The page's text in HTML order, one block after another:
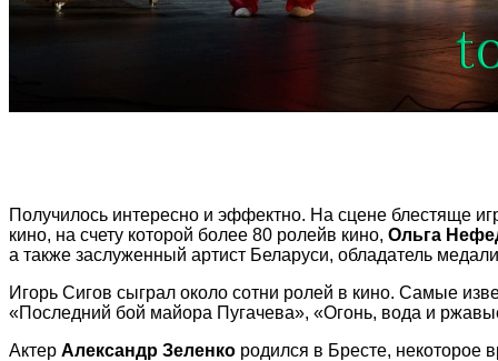
Получилось интересно и эффектно. На сцене блестяще
кино, на счету которой более 80 ролейв кино, Ольга
а также заслуженный артист Беларуси, обладатель
Игорь Сигов сыграл около сотни ролей в кино. Самые
«Последний бой майора Пугачева», «Огонь, вода и
Актер Александр Зеленко родился в Бресте, некоторое